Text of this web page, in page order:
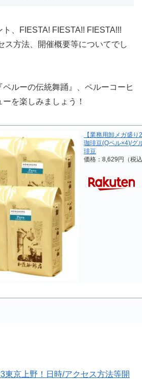
、FIESTA! FIESTA!! FIESTA!!!
ス方法、開催概要等についてでし
ペルーの伝統舞踊』、ペルーコーヒ
を楽しみましょう！
【業務用卸メガ盛
珈琲豆(Qペル×4)/グ
琲豆
価格：8,629円（税
東京上野！日時/アクセス方法等開